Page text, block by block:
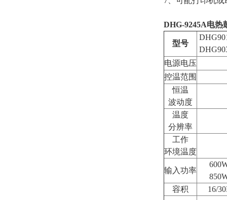
DHG-9245A电热
型号
电源电压
控温范围
恒温
波动度
温度
分辨率
工作
环境温度
输入功率
容积
16/